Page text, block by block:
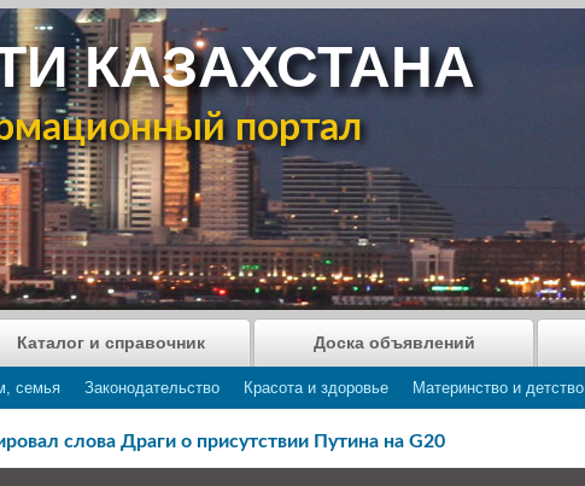
КАЗАХСТАНА
портал
семья Законодательство Красота и здоровье Материнство и детство
Каталог и справочник Доска объявлений
слова Драги о присутствии Путина на G20